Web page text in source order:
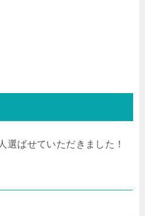
選ばせていただきました！